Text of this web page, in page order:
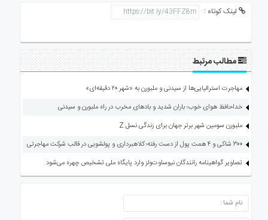
لینک کوتاه :
مطالب مرتبط
مهاجرت استرالیایی‌ها از سیدنی و ملبورن به «شهر ۲۰ دقیقه‌ای»
خداحافظ هوای خوب؛ باران شدید و بادهای مخرب در راه ملبورن و سیدنی
ملبورن سومین شهر برتر جهان برای زندگی نسل Z
۳۰۰ شاکی و ۴ همت پول از دست رفته؛ کلاهبرداری و پولشویی در قالب شرکت مهاجرتی
تصاویر گواهینامه رانندگان نیوساوت‌ولز وارد پایگاه ملی تشخیص چهره می‌شود
ارسال دیدگاه